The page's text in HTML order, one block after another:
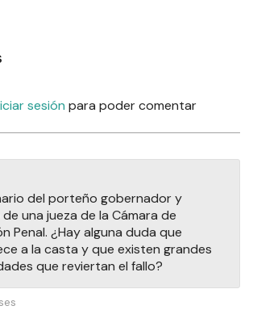
sesión para poder comentar
del porteño gobernador y
una jueza de la Cámara de
Penal. ¿Hay alguna duda que
a la casta y que existen grandes
que reviertan el fallo?